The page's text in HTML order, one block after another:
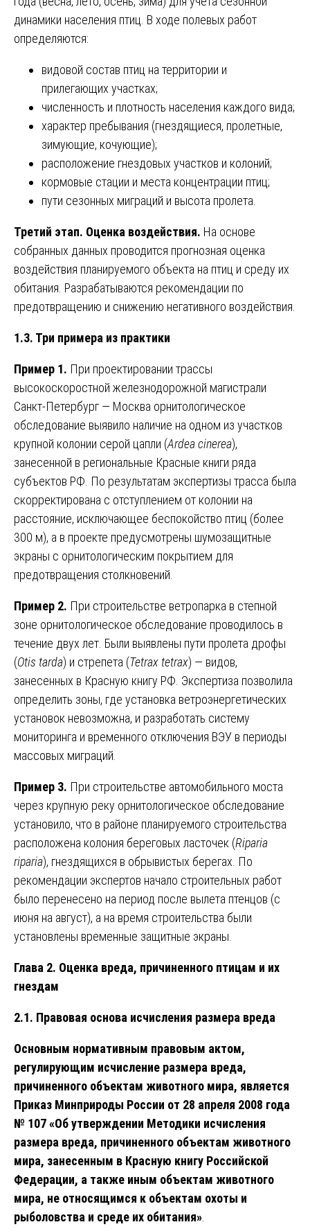
динамики населения птиц. В ходе полевых работ
определяются:
видовой состав птиц на территории и
прилегающих участках;
численность и плотность населения каждого вида;
характер пребывания (гнездящиеся, пролетные,
зимующие, кочующие);
расположение гнездовых участков и колоний;
кормовые стации и места концентрации птиц;
пути сезонных миграций и высота пролета.
Третий этап. Оценка воздействия. На основе
собранных данных проводится прогнозная оценка
воздействия планируемого объекта на птиц и среду их
обитания. Разрабатываются рекомендации по
предотвращению и снижению негативного воздействия.
1.3. Три примера из практики
Пример 1. При проектировании трассы
высокоскоростной железнодорожной магистрали
Санкт-Петербург — Москва орнитологическое
обследование выявило наличие на одном из участков
крупной колонии серой цапли (Ardea cinerea),
занесенной в региональные Красные книги ряда
субъектов РФ. По результатам экспертизы трасса была
скорректирована с отступлением от колонии на
расстояние, исключающее беспокойство птиц (более
300 м), а в проекте предусмотрены шумозащитные
экраны с орнитологическим покрытием для
предотвращения столкновений.
Пример 2. При строительстве ветропарка в степной
зоне орнитологическое обследование проводилось в
течение двух лет. Были выявлены пути пролета дрофы
(Otis tarda) и стрепета (Tetrax tetrax) — видов,
занесенных в Красную книгу РФ. Экспертиза позволила
определить зоны, где установка ветроэнергетических
установок невозможна, и разработать систему
мониторинга и временного отключения ВЭУ в периоды
массовых миграций.
Пример 3. При строительстве автомобильного моста
через крупную реку орнитологическое обследование
установило, что в районе планируемого строительства
расположена колония береговых ласточек (Riparia
riparia), гнездящихся в обрывистых берегах. По
рекомендации экспертов начало строительных работ
было перенесено на период после вылета птенцов (с
июня на август), а на время строительства были
установлены временные защитные экраны.
Глава 2. Оценка вреда, причиненного птицам и их
гнездам
2.1. Правовая основа исчисления размера вреда
Основным нормативным правовым актом,
регулирующим исчисление размера вреда,
причиненного объектам животного мира, является
Приказ Минприроды России от 28 апреля 2008 года
№ 107 «Об утверждении Методики исчисления
размера вреда, причиненного объектам животного
мира, занесенным в Красную книгу Российской
Федерации, а также иным объектам животного
мира, не относящимся к объектам охоты и
рыболовства и среде их обитания»